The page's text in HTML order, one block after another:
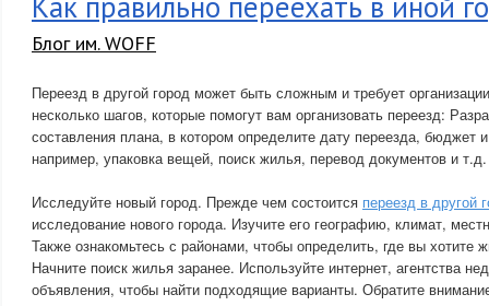
Блог им. WOFF
Переезд в другой город может быть сложным и требует
несколько шагов, которые помогут вам организовать переезд:
составления плана, в котором определите дату переезда, бюджет
например, упаковка вещей, поиск жилья, перевод документов и т.д.
Исследуйте новый город. Прежде чем состоится переезд в другой
исследование нового города. Изучите его географию, климат,
Также ознакомьтесь с районами, чтобы определить, где вы хотите
Начните поиск жилья заранее. Используйте интернет, агентства
объявления, чтобы найти подходящие варианты. Обратите